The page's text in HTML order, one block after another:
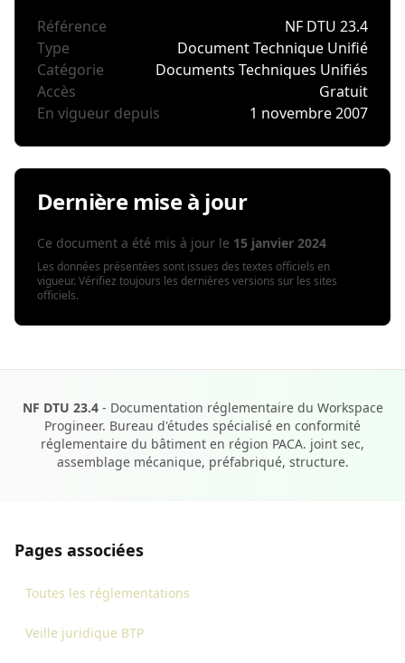
Référence
NF DTU 23.4
Type
Document Technique Unifié
Catégorie
Documents Techniques Unifiés
Accès
Gratuit
En vigueur depuis
1 novembre 2007
Dernière mise à jour
Ce document a été mis à jour le 15 janvier 2024
Les données présentées sont issues des textes officiels en
vigueur. Vérifiez toujours les dernières versions sur les sites
officiels.
NF DTU 23.4- Documentation réglementaire du Workspace
Progineer. Bureau d'études spécialisé en conformité
réglementaire du bâtiment en région PACA. joint sec,
assemblage mécanique, préfabriqué, structure.
Pages associées
Toutes les réglementations
Veille juridique BTP